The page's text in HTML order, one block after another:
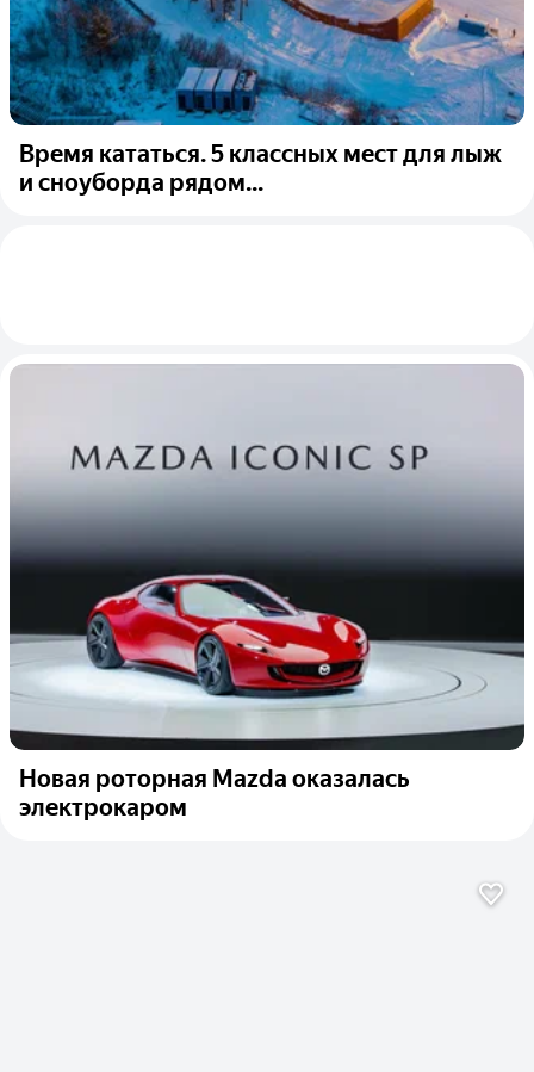
Время кататься. 5 классных мест для лыж
и сноуборда рядом...
Новая роторная Mazda оказалась
электрокаром